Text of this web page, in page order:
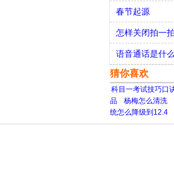
春节起源
怎样关闭拍一拍
语音通话是什
猜你喜欢
科目一考试技巧口
品
杨梅怎么清洗
统怎么降级到12.4